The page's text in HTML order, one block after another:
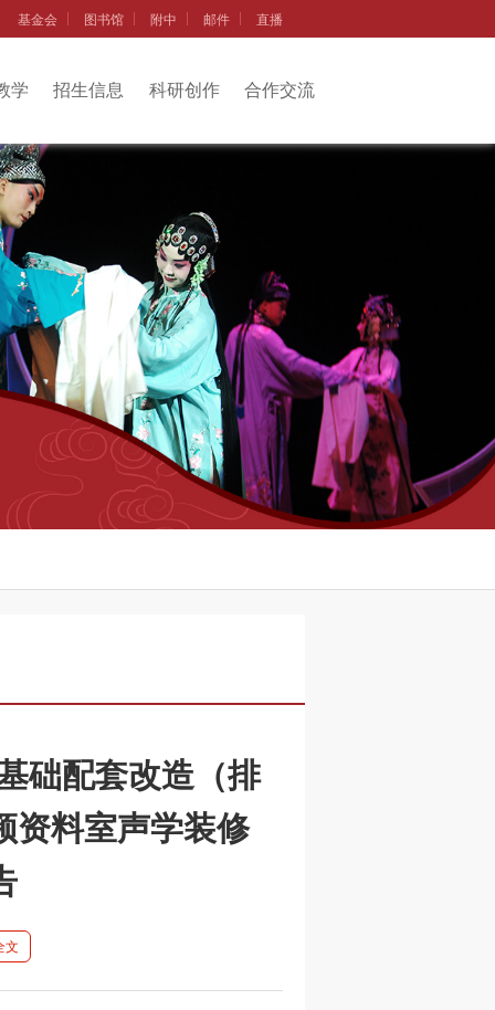
基金会 图书馆 附中 邮件 直播
学 招生信息 科研创作 合作交流
础配套改造（排
资料室声学装修
文